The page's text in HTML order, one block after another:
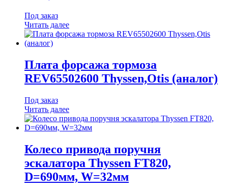
Под заказ
Читать далее
Плата форсажа тормоза
REV65502600 Thyssen,Otis (аналог)
Под заказ
Читать далее
Колесо привода поручня
эскалатора Thyssen FT820,
D=690мм, W=32мм